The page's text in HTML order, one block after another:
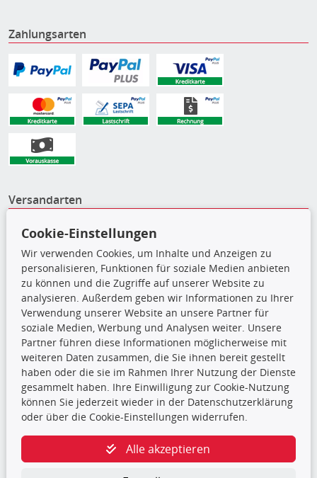
Zahlungsarten
Versandarten
Die hier angezeigten Daten,
insbesondere die gesamte Datenbank,
dürfen nicht kopiert werden. Es ist zu
unterlassen, die Daten oder die gesamte Datenbank ohne
vorherige Zustimmung TecDocs zu vervielfältigen, zu
verbreiten und/oder diese Handlungen durch Dritte ausführen
zu lassen. Ein Zuwiderhandeln stellt eine
Cookie-Einstellungen
Wir verwenden Cookies, um Inhalte und Anzeigen zu
personalisieren, Funktionen für soziale Medien anbieten
zu können und die Zugriffe auf unserer Website zu
analysieren. Außerdem geben wir Informationen zu Ihrer
Verwendung unserer Website an unsere Partner für
soziale Medien, Werbung und Analysen weiter. Unsere
Partner führen diese Informationen möglicherweise mit
weiteren Daten zusammen, die Sie ihnen bereit gestellt
haben oder die sie im Rahmen Ihrer Nutzung der Dienste
gesammelt haben. Ihre Einwilligung zur Cookie-Nutzung
können Sie jederzeit wieder in der Datenschutzerklärung
oder über die Cookie-Einstellungen widerrufen.
Alle akzeptieren